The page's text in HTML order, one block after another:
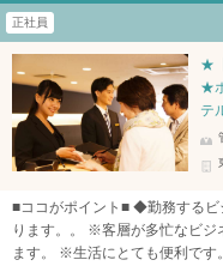
正社員
★
★
テ
■ココがポイント■ ◆勤務するビ
ります。。 ※客層が多忙なビジ
ます。 ※生活にとても便利です